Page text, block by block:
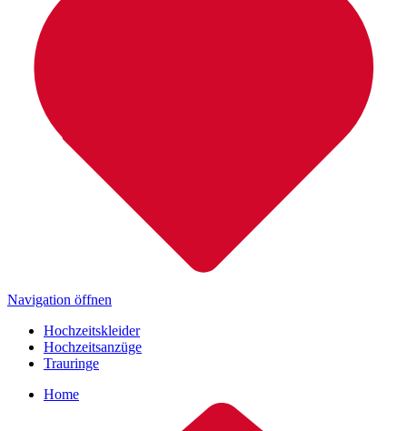
Navigation öffnen
Hochzeitskleider
Hochzeitsanzüge
Trauringe
Home